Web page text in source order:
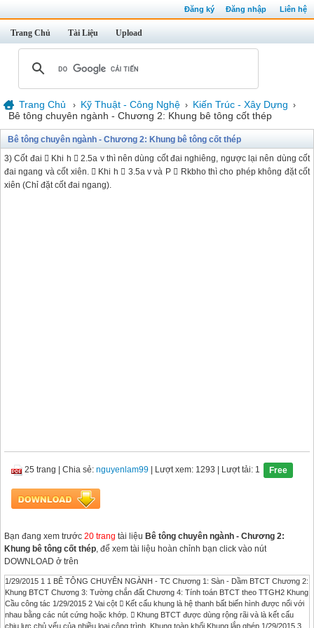
Đăng ký Đăng nhập Liên hệ
Trang Chủ Tài Liệu Upload
Trang Chủ › Kỹ Thuật - Công Nghệ › Kiến Trúc - Xây Dựng ›
Bê tông chuyên ngành - Chương 2: Khung bê tông cốt thép
Bê tông chuyên ngành - Chương 2: Khung bê tông cốt thép
3) Cốt đai  Khi h  2.5a v thì nên dùng cốt đai nghiêng, ngược lại nên dùng cốt
đai ngang và cốt xiên.  Khi h  3.5a v và P  Rkbho thì cho phép không đặt cốt
xiên (Chỉ đặt cốt đai ngang).
25 trang Chia sẻ: nguyenlam99 | Lượt xem: 1293 | Lượt tải: 1 Free
Bạn đang xem trước 20 trang tài liệu Bê tông chuyên ngành - Chương 2:
Khung bê tông cốt thép, để xem tài liệu hoàn chỉnh bạn click vào nút
DOWNLOAD ở trên
1/29/2015 1 1 BÊ TÔNG CHUYÊN NGÀNH - TC Chương 1: Sàn - Dầm BTCT Chương 2:
Khung BTCT Chương 3: Tường chắn đất Chương 4: Tính toán BTCT theo TTGH2 Khung
Cầu công tác 1/29/2015 2 Vai cột  Kết cấu khung là hệ thanh bất biến hình được nối với
nhau bằng các nút cứng hoặc khớp.  Khung BTCT được dùng rộng rãi và là kết cấu
chịu lực chủ yếu của nhiều loại công trình. Khung toàn khối Khung lắp ghép 1/29/2015 3